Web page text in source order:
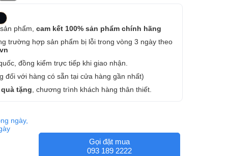
phẩm, cam kết 100% sản phẩm chính hãng
trường hợp sản phẩm bị lỗi trong vòng 3 ngày theo
đồng kiểm trực tiếp khi giao nhận.
đối với hàng có sẵn tại cửa hàng gần nhất)
tặng , chương trình khách hàng thân thiết.
ngày,
Gọi đặt mua
093 189 2222